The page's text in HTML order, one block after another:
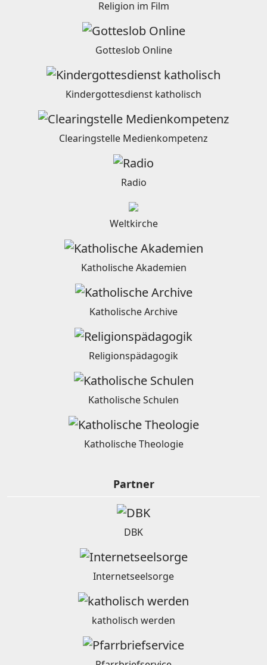
Religion im Film
Gotteslob Online
Kindergottesdienst katholisch
Clearingstelle Medienkompetenz
Radio
Weltkirche
Katholische Akademien
Katholische Archive
Religionspädagogik
Katholische Schulen
Katholische Theologie
Partner
DBK
Internetseelsorge
katholisch werden